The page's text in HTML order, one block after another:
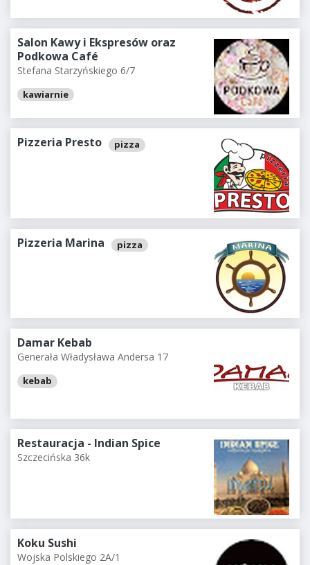
Salon Kawy i Ekspresów oraz
Podkowa Café
Stefana Starzyńskiego 6/7
kawiarnie
Pizzeria Presto pizza
Pizzeria Marina pizza
Damar Kebab
Generała Władysława Andersa 17
kebab
Restauracja - Indian Spice
Szczecińska 36k
Koku Sushi
Wojska Polskiego 2A/1